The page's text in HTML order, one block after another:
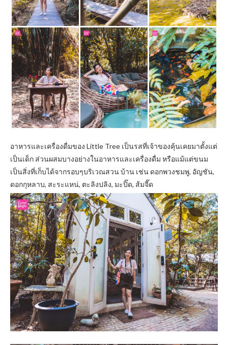
อาหารและเครื่องดื่มของ Little Tree เป็นรสที่เจ้าของคุ้นเคยมาตั้งแต่
เป็นเด็ก ส่วนผสมบางอย่างในอาหารและเครื่องดื่ม หรือแม้แต่ขนม
เป็นสิ่งที่เก็บได้จากรอบๆบริเวณสวน บ้าน เช่น ดอกพวงชมพู, อัญชัน,
ดอกกุหลาบ, สะระแหน่, ตะลิงปลิง, มะปิ๊ด, ส้มจี๊ด